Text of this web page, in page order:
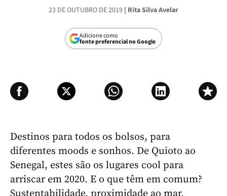
23 DE OUTUBRO DE 2019 | Rita Silva Avelar
Adicione como
fonte preferencial no Google
Destinos para todos os bolsos, para
diferentes moods e sonhos. De Quioto ao
Senegal, estes são os lugares cool para
arriscar em 2020. E o que têm em comum?